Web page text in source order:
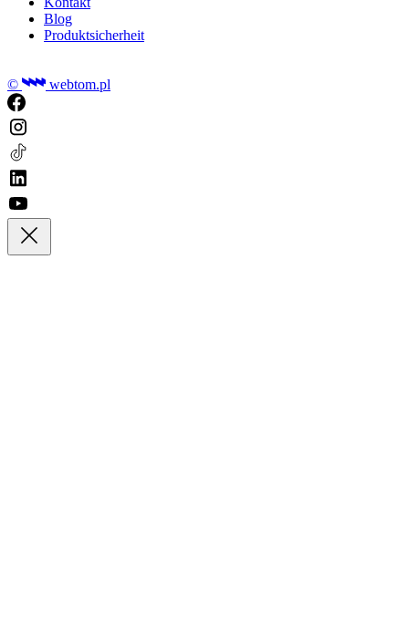
Blog
Produktsicherheit
© webtom.pl